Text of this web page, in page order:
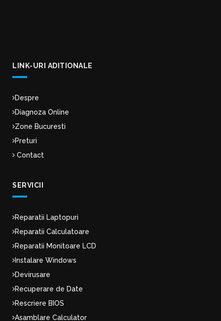
LINK-URI ADITIONALE
Despre
Diagnoza Online
Zone Bucuresti
Preturi
Contact
SERVICII
Reparatii Laptopuri
Reparatii Calculatoare
Reparatii Monitoare LCD
Instalare Windows
Devirusare
Recuperare de Date
Rescriere BIOS
Asamblare Calculator